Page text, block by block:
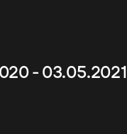
- 03.05.2021